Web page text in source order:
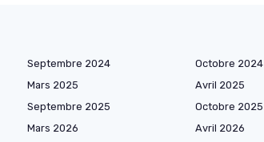
Septembre 2024 Octobre 2024
Mars 2025 Avril 2025
Septembre 2025 Octobre 2025
Mars 2026 Avril 2026